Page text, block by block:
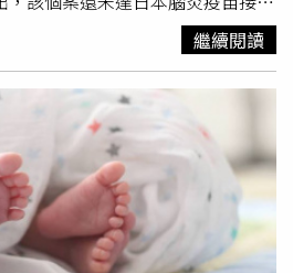
鬼更可怕」、「便宜治百病」、
很香」、「如果有租金補貼更划
是凶殺案件，加上屋況新穎，其
有部分民眾坦言，心理上無法接受
會入住。就在討論持續發酵之
表示：「各位不用看了，租客就是
告。」一句話瞬間引爆留言區，不
膽量王」、「真男人」，甚至有
走了」。而在該留言曝光不久後，
間接證實物件已順利出租。房仲
先天疾病史，5月下旬出現發燒及
院治療，住院期間持續有高燒及癲
檢，於6月15日確診感染日本腦
狀況仍未改善，同住家人均無疑似
播日本腦炎的病媒蚊以三斑家
為主，常孳生於水稻田、池塘及灌
感染日本腦炎無明顯症狀，有症狀
嚴重則可能出現意識改變、對人
等，甚至昏迷或死亡。疾管署提
或傍晚等病媒蚊活動時段，於豬
繼續閱讀